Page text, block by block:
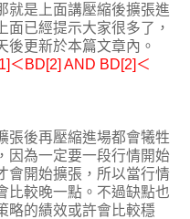
就是上面講壓縮後擴張進
已經提示大家很多了，
後更新於本篇文章內。
＜BD[2] AND BD[2]＜
張後再壓縮進場都會犧牲
因為一定要一段行情開始
會開始擴張，所以當行情
比較晚一點。不過缺點也
略的績效或許會比較穩